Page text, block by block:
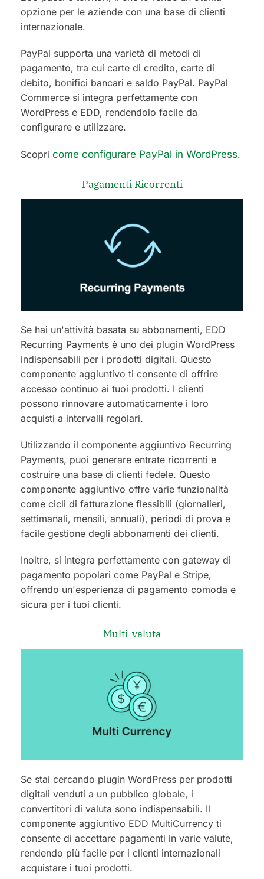
opzione per le aziende con una base di clienti
internazionale.
PayPal supporta una varietà di metodi di
pagamento, tra cui carte di credito, carte di
debito, bonifici bancari e saldo PayPal. PayPal
Commerce si integra perfettamente con
WordPress e EDD, rendendolo facile da
configurare e utilizzare.
Scopri come configurare PayPal in WordPress.
Pagamenti Ricorrenti
Se hai un'attività basata su abbonamenti, EDD
Recurring Payments è uno dei plugin WordPress
indispensabili per i prodotti digitali. Questo
componente aggiuntivo ti consente di offrire
accesso continuo ai tuoi prodotti. I clienti
possono rinnovare automaticamente i loro
acquisti a intervalli regolari.
Utilizzando il componente aggiuntivo Recurring
Payments, puoi generare entrate ricorrenti e
costruire una base di clienti fedele. Questo
componente aggiuntivo offre varie funzionalità
come cicli di fatturazione flessibili (giornalieri,
settimanali, mensili, annuali), periodi di prova e
facile gestione degli abbonamenti dei clienti.
Inoltre, si integra perfettamente con gateway di
pagamento popolari come PayPal e Stripe,
offrendo un'esperienza di pagamento comoda e
sicura per i tuoi clienti.
Multi-valuta
Se stai cercando plugin WordPress per prodotti
digitali venduti a un pubblico globale, i
convertitori di valuta sono indispensabili. Il
componente aggiuntivo EDD MultiCurrency ti
consente di accettare pagamenti in varie valute,
rendendo più facile per i clienti internazionali
acquistare i tuoi prodotti.